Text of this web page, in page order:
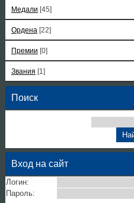
Медали [45]
Ордена [22]
Премии [0]
Звания [1]
Поиск
Вход на сайт
Логин:
Пароль: